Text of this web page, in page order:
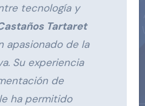
tecnología y
Tartaret
apasionado de la
Su experiencia
de
ha permitido